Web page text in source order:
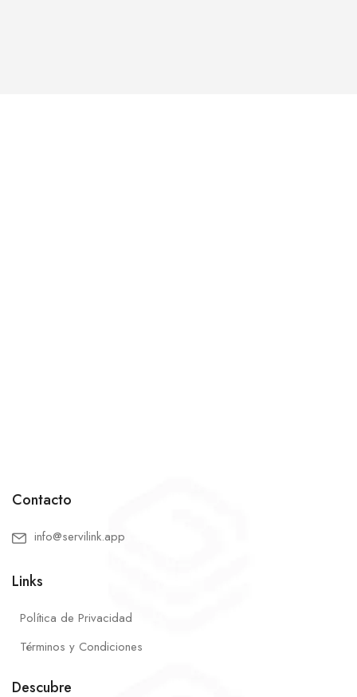
Contacto
info@servilink.app
Links
Política de Privacidad
Términos y Condiciones
Descubre